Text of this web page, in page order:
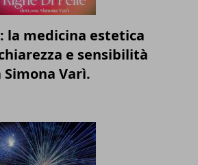
la medicina estetica
e sensibilità
Varì.